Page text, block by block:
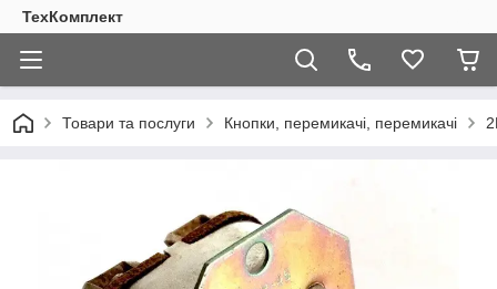
ТехКомплект
Товари та послуги Кнопки, перемикачі, перемикачі